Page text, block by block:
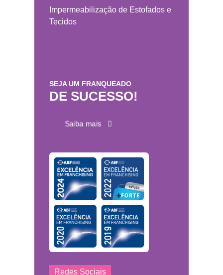
Impermeabilização de Estofados e
Tecidos
SEJA UM FRANQUEADO
DE SUCESSO!
Saiba mais
Redes Sociais